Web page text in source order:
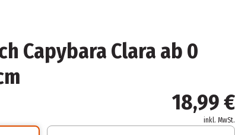
Capybara Clara ab 0
18,99 €
inkl. MwSt.